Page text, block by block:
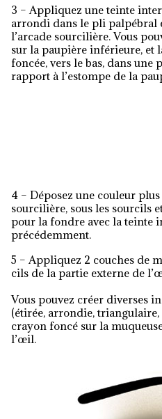
3 – Appliquez une teinte
arrondi dans le pli palpébral
l’arcade sourcilière. Vous
sur la paupière inférieure, et
foncée, vers le bas, dans
rapport à l’estompe de la
4 – Déposez une couleur
sourcilière, sous les sourcils
pour la fondre avec la teinte
précédemment.
5 – Appliquez 2 couches de mascara en insistant sur les
cils de la partie externe de
Vous pouvez créer diverses
(étirée, arrondie,
crayon foncé sur la
l’œil.